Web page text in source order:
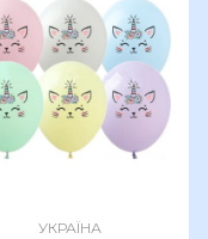
УКРАЇНА